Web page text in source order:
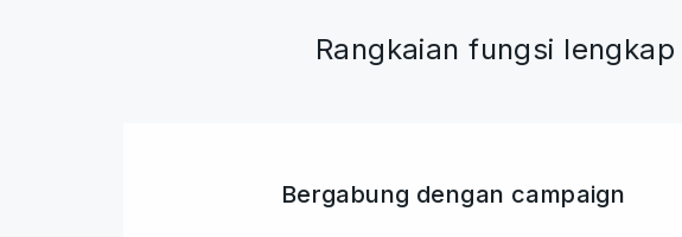
Rangkaian fungsi
Bergabung dengan campaign